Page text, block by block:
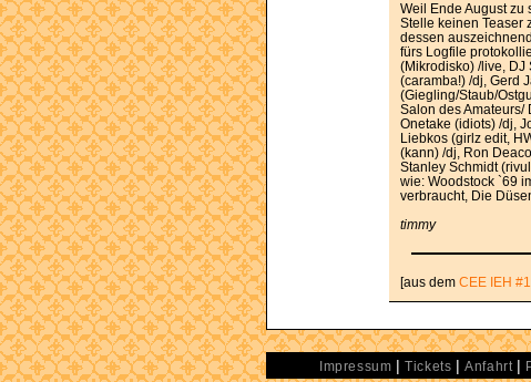
Weil Ende August zu
Stelle keinen Teaser
dessen
fürs Logfile
(Mikrodisko) /live, DJ
(caramba!) /dj, Gerd
(Giegling/Staub/
Salon des Amateurs/
Onetake (idiots) /dj,
Liebkos (girlz edit,
(kann) /dj, Ron
Stanley Schmidt
wie: Woodstock `69
verbraucht, Die
timmy
[aus dem CEE IEH
Impressum | Tickets |Anfahrt|